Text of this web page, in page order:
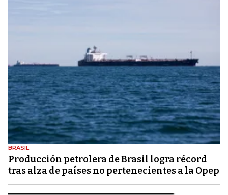
BRASIL
Producción petrolera de Brasil logra récord
tras alza de países no pertenecientes a la Opep